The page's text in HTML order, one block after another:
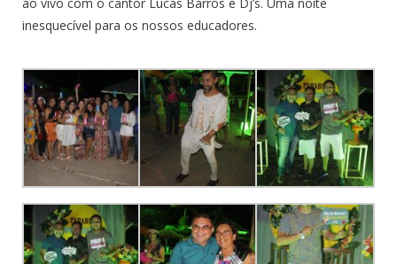
inesquecível para os nossos educadores.